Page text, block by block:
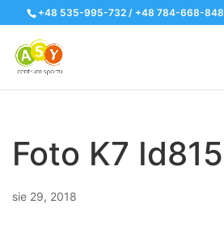
+48 535-995-732 / +48 784-668-848
Foto K7 Id815
sie 29, 2018